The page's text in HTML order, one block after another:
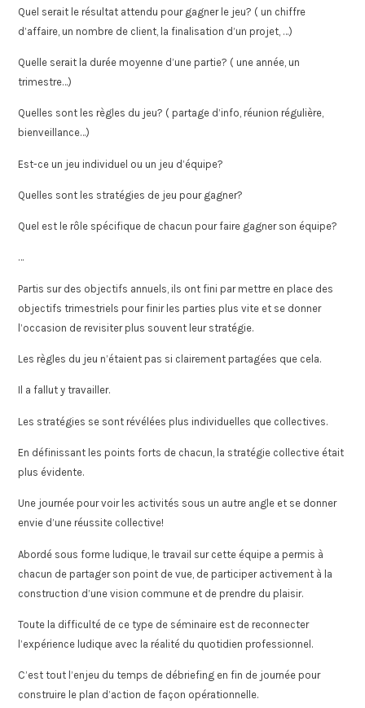
Quel serait le résultat attendu pour gagner le jeu? ( un chiffre
d’affaire, un nombre de client, la finalisation d’un projet, …)
Quelle serait la durée moyenne d’une partie? ( une année, un
trimestre…)
Quelles sont les règles du jeu? ( partage d’info, réunion régulière,
bienveillance…)
Est-ce un jeu individuel ou un jeu d’équipe?
Quelles sont les stratégies de jeu pour gagner?
Quel est le rôle spécifique de chacun pour faire gagner son équipe?
…
Partis sur des objectifs annuels, ils ont fini par mettre en place des
objectifs trimestriels pour finir les parties plus vite et se donner
l’occasion de revisiter plus souvent leur stratégie.
Les règles du jeu n’étaient pas si clairement partagées que cela.
Il a fallut y travailler.
Les stratégies se sont révélées plus individuelles que collectives.
En définissant les points forts de chacun, la stratégie collective était
plus évidente.
Une journée pour voir les activités sous un autre angle et se donner
envie d’une réussite collective!
Abordé sous forme ludique, le travail sur cette équipe a permis à
chacun de partager son point de vue, de participer activement à la
construction d’une vision commune et de prendre du plaisir.
Toute la difficulté de ce type de séminaire est de reconnecter
l’expérience ludique avec la réalité du quotidien professionnel.
C’est tout l’enjeu du temps de débriefing en fin de journée pour
construire le plan d’action de façon opérationnelle.